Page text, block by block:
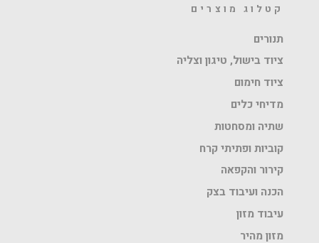
קטלוג מוצרים
תנורים
ציוד בישול, טיגון וצליה
ציוד חימום
מדיחי כלים
שתיה ומסחטות
קוביות ופתיתי קרח
קירור והקפאה
הכנה ועיבוד בצק
עיבוד מזון
מזון מהיר